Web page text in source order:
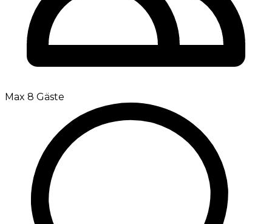
Max 8 Gäste